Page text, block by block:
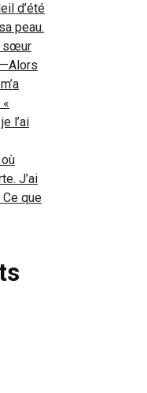
d’été
peau.
sœur
l’ai
J’ai
que